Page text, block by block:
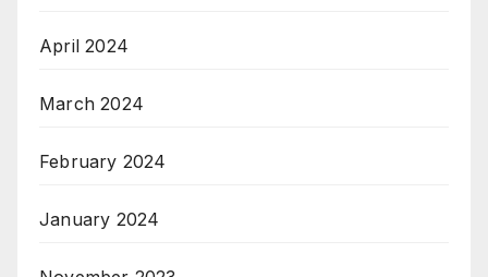
April 2024
March 2024
February 2024
January 2024